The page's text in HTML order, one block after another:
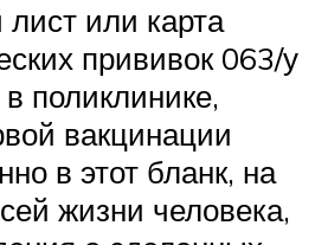
или карта
прививок 063/у
поликлинике,
вакцинации
в этот бланк, на
жизни человека,